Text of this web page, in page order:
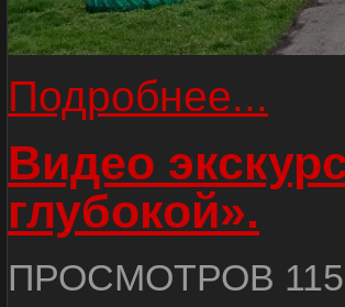
Подробнее...
Видео
глубокой».
ПРОСМОТРОВ 115